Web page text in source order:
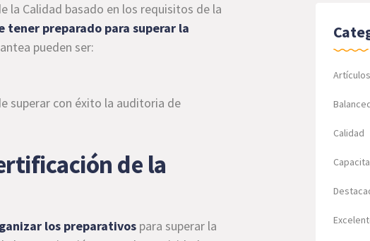
la Calidad basado en los requisitos de la
tener preparado para superar la
pueden ser:
superar con éxito la auditoria de
de la
los preparativos para superar la
Calidad